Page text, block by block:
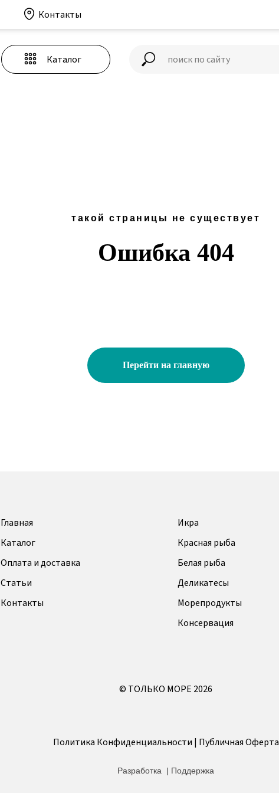
Контакты
Каталог
такой страницы не существует
Ошибка 404
Перейти на главную
Главная
Каталог
Оплата и доставка
Статьи
Контакты
Икра
Красная рыба
Белая рыба
Деликатесы
Морепродукты
Консервация
© ТОЛЬКО МОРЕ 2026
Политика Конфиденциальности | Публичная Оферта
Разработка | Поддержка